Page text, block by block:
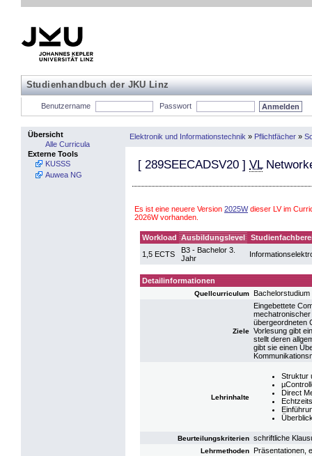
Studienhandbuch der JKU Linz
Benutzername Passwort
Übersicht
Alle Curricula
Externe Tools
KUSSS
Auwea NG
Elektronik und Informationstechnik » Pflichtfächer »
[ 289SEECADSV20 ] VL
Es ist eine neuere Version 2025Wdieser LV im
2026W vorhanden.
Workload Ausbildungslevel
1,5 ECTS
B3 - Bachelor 3.
Jahr
Detailinformationen
Quellcurriculum
Ziele
Eingebettete
übergeordneten
Vorlesung gibt
stellt deren
gibt sie einen
Lehrinhalte
Struktur
Direct
Beurteilungskriterien schriftliche
Lehrmethoden Präsentationen,